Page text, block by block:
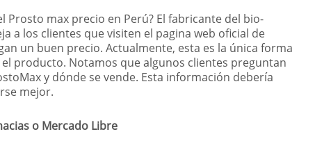
Prosto max precio en Perú? El fabricante del bio-
a los clientes que visiten el pagina web oficial de
un buen precio. Actualmente, esta es la única forma
producto. Notamos que algunos clientes preguntan
y dónde se vende. Esta información debería
mejor.
o Mercado Libre